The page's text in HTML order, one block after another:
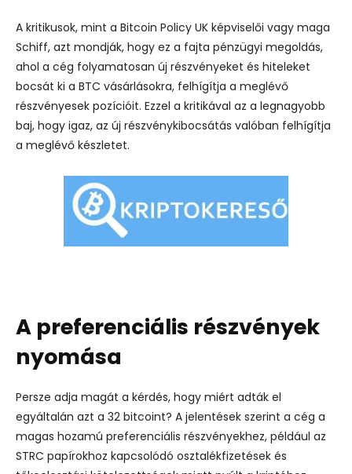
A kritikusok, mint a Bitcoin Policy UK képviselői vagy maga
Schiff, azt mondják, hogy ez a fajta pénzügyi megoldás,
ahol a cég folyamatosan új részvényeket és hiteleket
bocsát ki a BTC vásárlásokra, felhígítja a meglévő
részvényesek pozícióit. Ezzel a kritikával az a legnagyobb
baj, hogy igaz, az új részvénykibocsátás valóban felhígítja
a meglévő készletet.
A preferenciális részvények
nyomása
Persze adja magát a kérdés, hogy miért adták el
egyáltalán azt a 32 bitcoint? A jelentések szerint a cég a
magas hozamú preferenciális részvényekhez, például az
STRC papírokhoz kapcsolódó osztalékfizetések és